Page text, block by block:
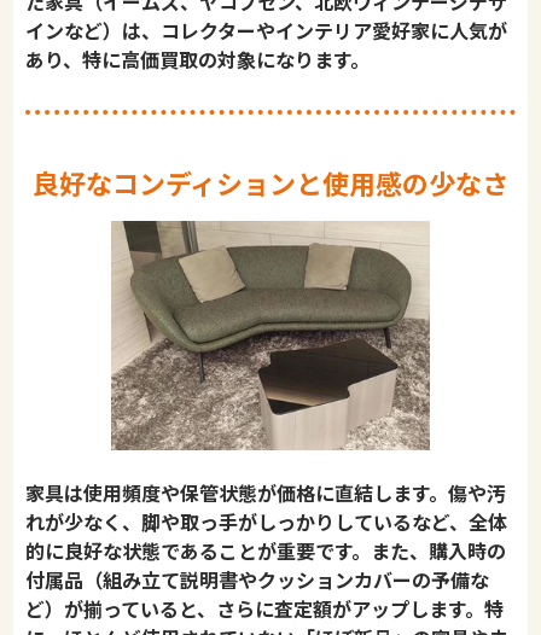
インなど）は、コレクターやインテリア愛好家に人気が
あり、特に高価買取の対象になります。
良好なコンディションと使用感の少なさ
家具は使用頻度や保管状態が価格に直結します。傷や汚
れが少なく、脚や取っ手がしっかりしているなど、全体
的に良好な状態であることが重要です。また、購入時の
付属品（組み立て説明書やクッションカバーの予備な
ど）が揃っていると、さらに査定額がアップします。特